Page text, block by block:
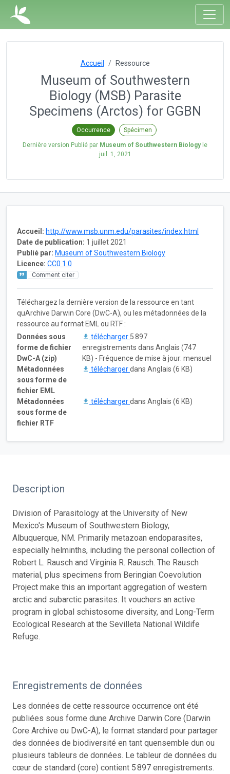
Accueil Ressource
Museum of Southwestern
Biology (MSB) Parasite
Specimens (Arctos) for GGBN
Occurrence Spécimen
Dernière version Publié par Museum of Southwestern Biologyle
juil. 1, 2021
Accueil: http://www.msb.unm.edu/parasites/index.html
Date de publication: 1 juillet 2021
Publié par: Museum of Southwestern Biology
Licence: CC0 1.0
Comment citer
Téléchargez la dernière version de la ressource en tant
quArchive Darwin Core (DwC-A), ou les métadonnées de la
ressource au format EML ou RTF :
Données sous
forme de fichier
DwC-A (zip)
télécharger 5 897
enregistrements dans Anglais (747
KB) - Fréquence de mise à jour: mensuel
Métadonnées
sous forme de
fichier EML
téléchargerdans Anglais (6 KB)
Métadonnées
sous forme de
fichier RTF
téléchargerdans Anglais (6 KB)
Description
Division of Parasitology at the University of New
Mexico's Museum of Southwestern Biology,
Albuquerque, NM. Primarily metazoan endoparasites,
especially helminths, including the personal collection of
Robert L. Rausch and Virginia R. Rausch. The Rausch
material, plus specimens from Beringian Coevolution
Project make this an important aggregation of western
arctic and subarctic parasites. It vouchers an active
program in global schistosome diversity, and Long-Term
Ecological Research at the Sevilleta National Wildife
Refuge.
Enregistrements de données
Les données de cette ressource occurrence ont été
publiées sous forme dune Archive Darwin Core (Darwin
Core Archive ou DwC-A), le format standard pour partager
des données de biodiversité en tant quensemble dun ou
plusieurs tableurs de données. Le tableur de données du
cœur de standard (core) contient 5 897 enregistrements.